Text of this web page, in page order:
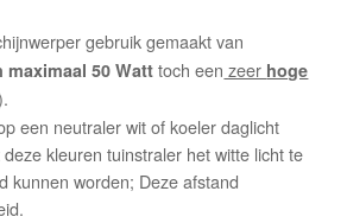
gebruik gemaakt van
50 Watt toch een zeer hoge
een neutraler wit of koeler daglicht
kleuren tuinstraler het witte licht te
kunnen worden; Deze afstand